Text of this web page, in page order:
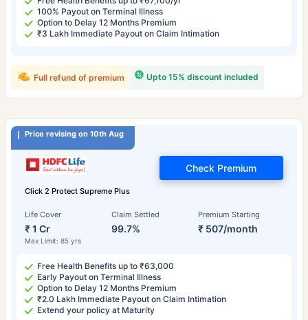
100% Payout on Terminal Illness
Option to Delay 12 Months Premium
₹3 Lakh Immediate Payout on Claim Intimation
Upto 15% discount included
Full refund of premium
Price revising on 10th Aug
Click 2 Protect Supreme Plus
Life Cover
₹ 1 Cr
Max Limit: 85 yrs
Claim Settled
99.7%
Premium Starting
₹ 507/month
Check Premium
Free Health Benefits up to ₹63,000
Early Payout on Terminal Illness
Option to Delay 12 Months Premium
₹2.0 Lakh Immediate Payout on Claim Intimation
Extend your policy at Maturity